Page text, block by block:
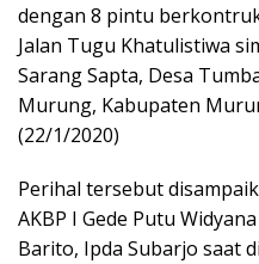
dengan 8 pintu
Jalan Tugu Khatulistiwa
Sarang Sapta, Desa
Murung, Kabupaten
(22/1/2020)
Perihal tersebut
AKBP I Gede Putu
Barito, Ipda Subarjo saat